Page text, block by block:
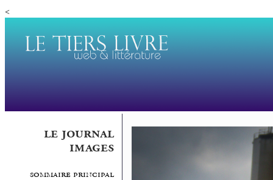
<
le journal
images
sommaire principal